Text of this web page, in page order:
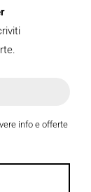
info e offerte